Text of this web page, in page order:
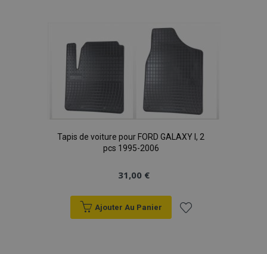
liste
d'achats
Tapis de voiture pour FORD GALAXY I, 2
pcs 1995-2006
31,00 €
Ajouter Au Panier